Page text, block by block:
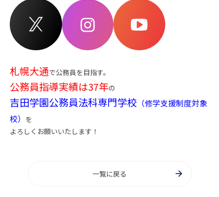
札幌大通で公務員を目指す。
公務員指導実績は37年の
吉田学園公務員法科専門学校 （修学支援制度対象
校） を
よろしくお願いいたします！
一覧に戻る